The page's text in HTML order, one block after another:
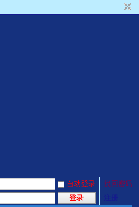
自动登录
找回密码
登录